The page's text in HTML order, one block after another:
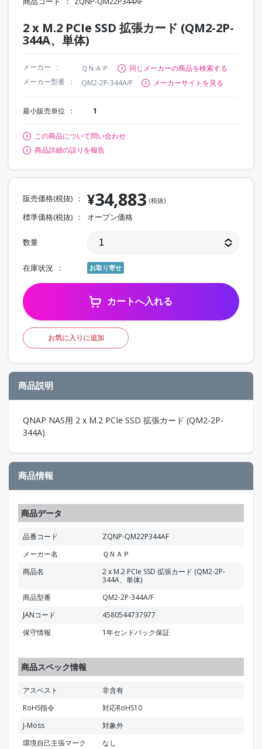
2 x M.2 PCIe SSD 拡張カード (QM2-2P-
344A、単体)
メーカー ＱＮＡＰ
同じメーカーの商品を検索する
メーカー型番
QM2-2P-344A/F メーカーサイトを見る
最小販売単位 1
この商品について問い合わせ
商品詳細の誤りを報告
販売価格(税抜) ¥34,883 (税抜)
標準価格(税抜) オープン価格
数量
在庫状況 お取り寄せ
カートへ入れる
お気に入りに追加
商品説明
QNAP NAS用 2 x M.2 PCIe SSD 拡張カード (QM2-2P-
344A)
商品情報
商品データ
品番コード
ZQNP-QM22P344AF
メーカー名
ＱＮＡＰ
商品名
2 x M.2 PCIe SSD 拡張カード (QM2-2P-
344A、単体)
商品型番
QM2-2P-344A/F
JANコード
4580544737977
保守情報
1年センドバック保証
商品スペック情報
アスベスト
非含有
RoHS指令
対応RoHS10
J-Moss
対象外
環境自己主張マーク
なし